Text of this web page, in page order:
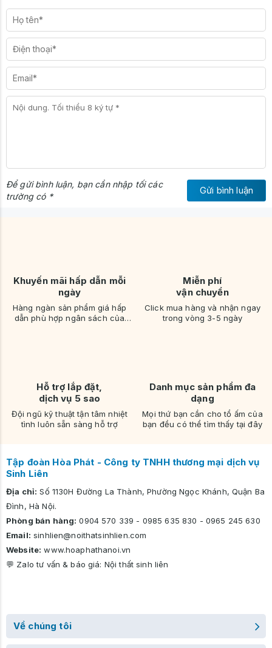
Màu sắc sản phẩm hiển thị trên website có thể chênh lệch so
với thực tế do điều kiện chụp ảnh hoặc hình ảnh mô phỏng 3D.
Quý khách vui lòng kiểm tra và xác nhận màu sắc trước khi đặt
hàng.
Để gửi bình luận, bạn cần nhập tối các
trường có *
Gửi bình luận
Khuyến mãi hấp dẫn mỗi
ngày
Hàng ngàn sản phẩm giá hấp
dẫn phù hợp ngân sách của
Miễn phí
vận chuyển
Click mua hàng và nhận ngay
trong vòng 3-5 ngày
Hỗ trợ lắp đặt,
dịch vụ 5 sao
Đội ngũ kỹ thuật tận tâm nhiệt
tình luôn sẵn sàng hỗ trợ
Danh mục sản phẩm đa
dạng
Mọi thứ bạn cần cho tổ ấm của
bạn đều có thể tìm thấy tại đây
Tập đoàn Hòa Phát - Công ty TNHH thương mại dịch vụ
Sinh Liên
Địa chỉ: Số 1130H Đường La Thành, Phường Ngọc Khánh, Quận Ba
Đình, Hà Nội.
Phòng bán hàng: 0904 570 339 - 0985 635 830 - 0965 245 630
Email: sinhlien@noithatsinhlien.com
Website: www.hoaphathanoi.vn
💬 Zalo tư vấn & báo giá: Nội thất sinh liên
Về chúng tôi